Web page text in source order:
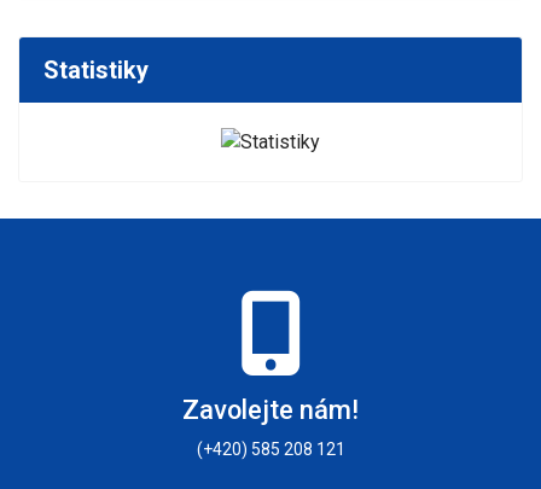
Statistiky
Zavolejte nám!
(+420) 585 208 121